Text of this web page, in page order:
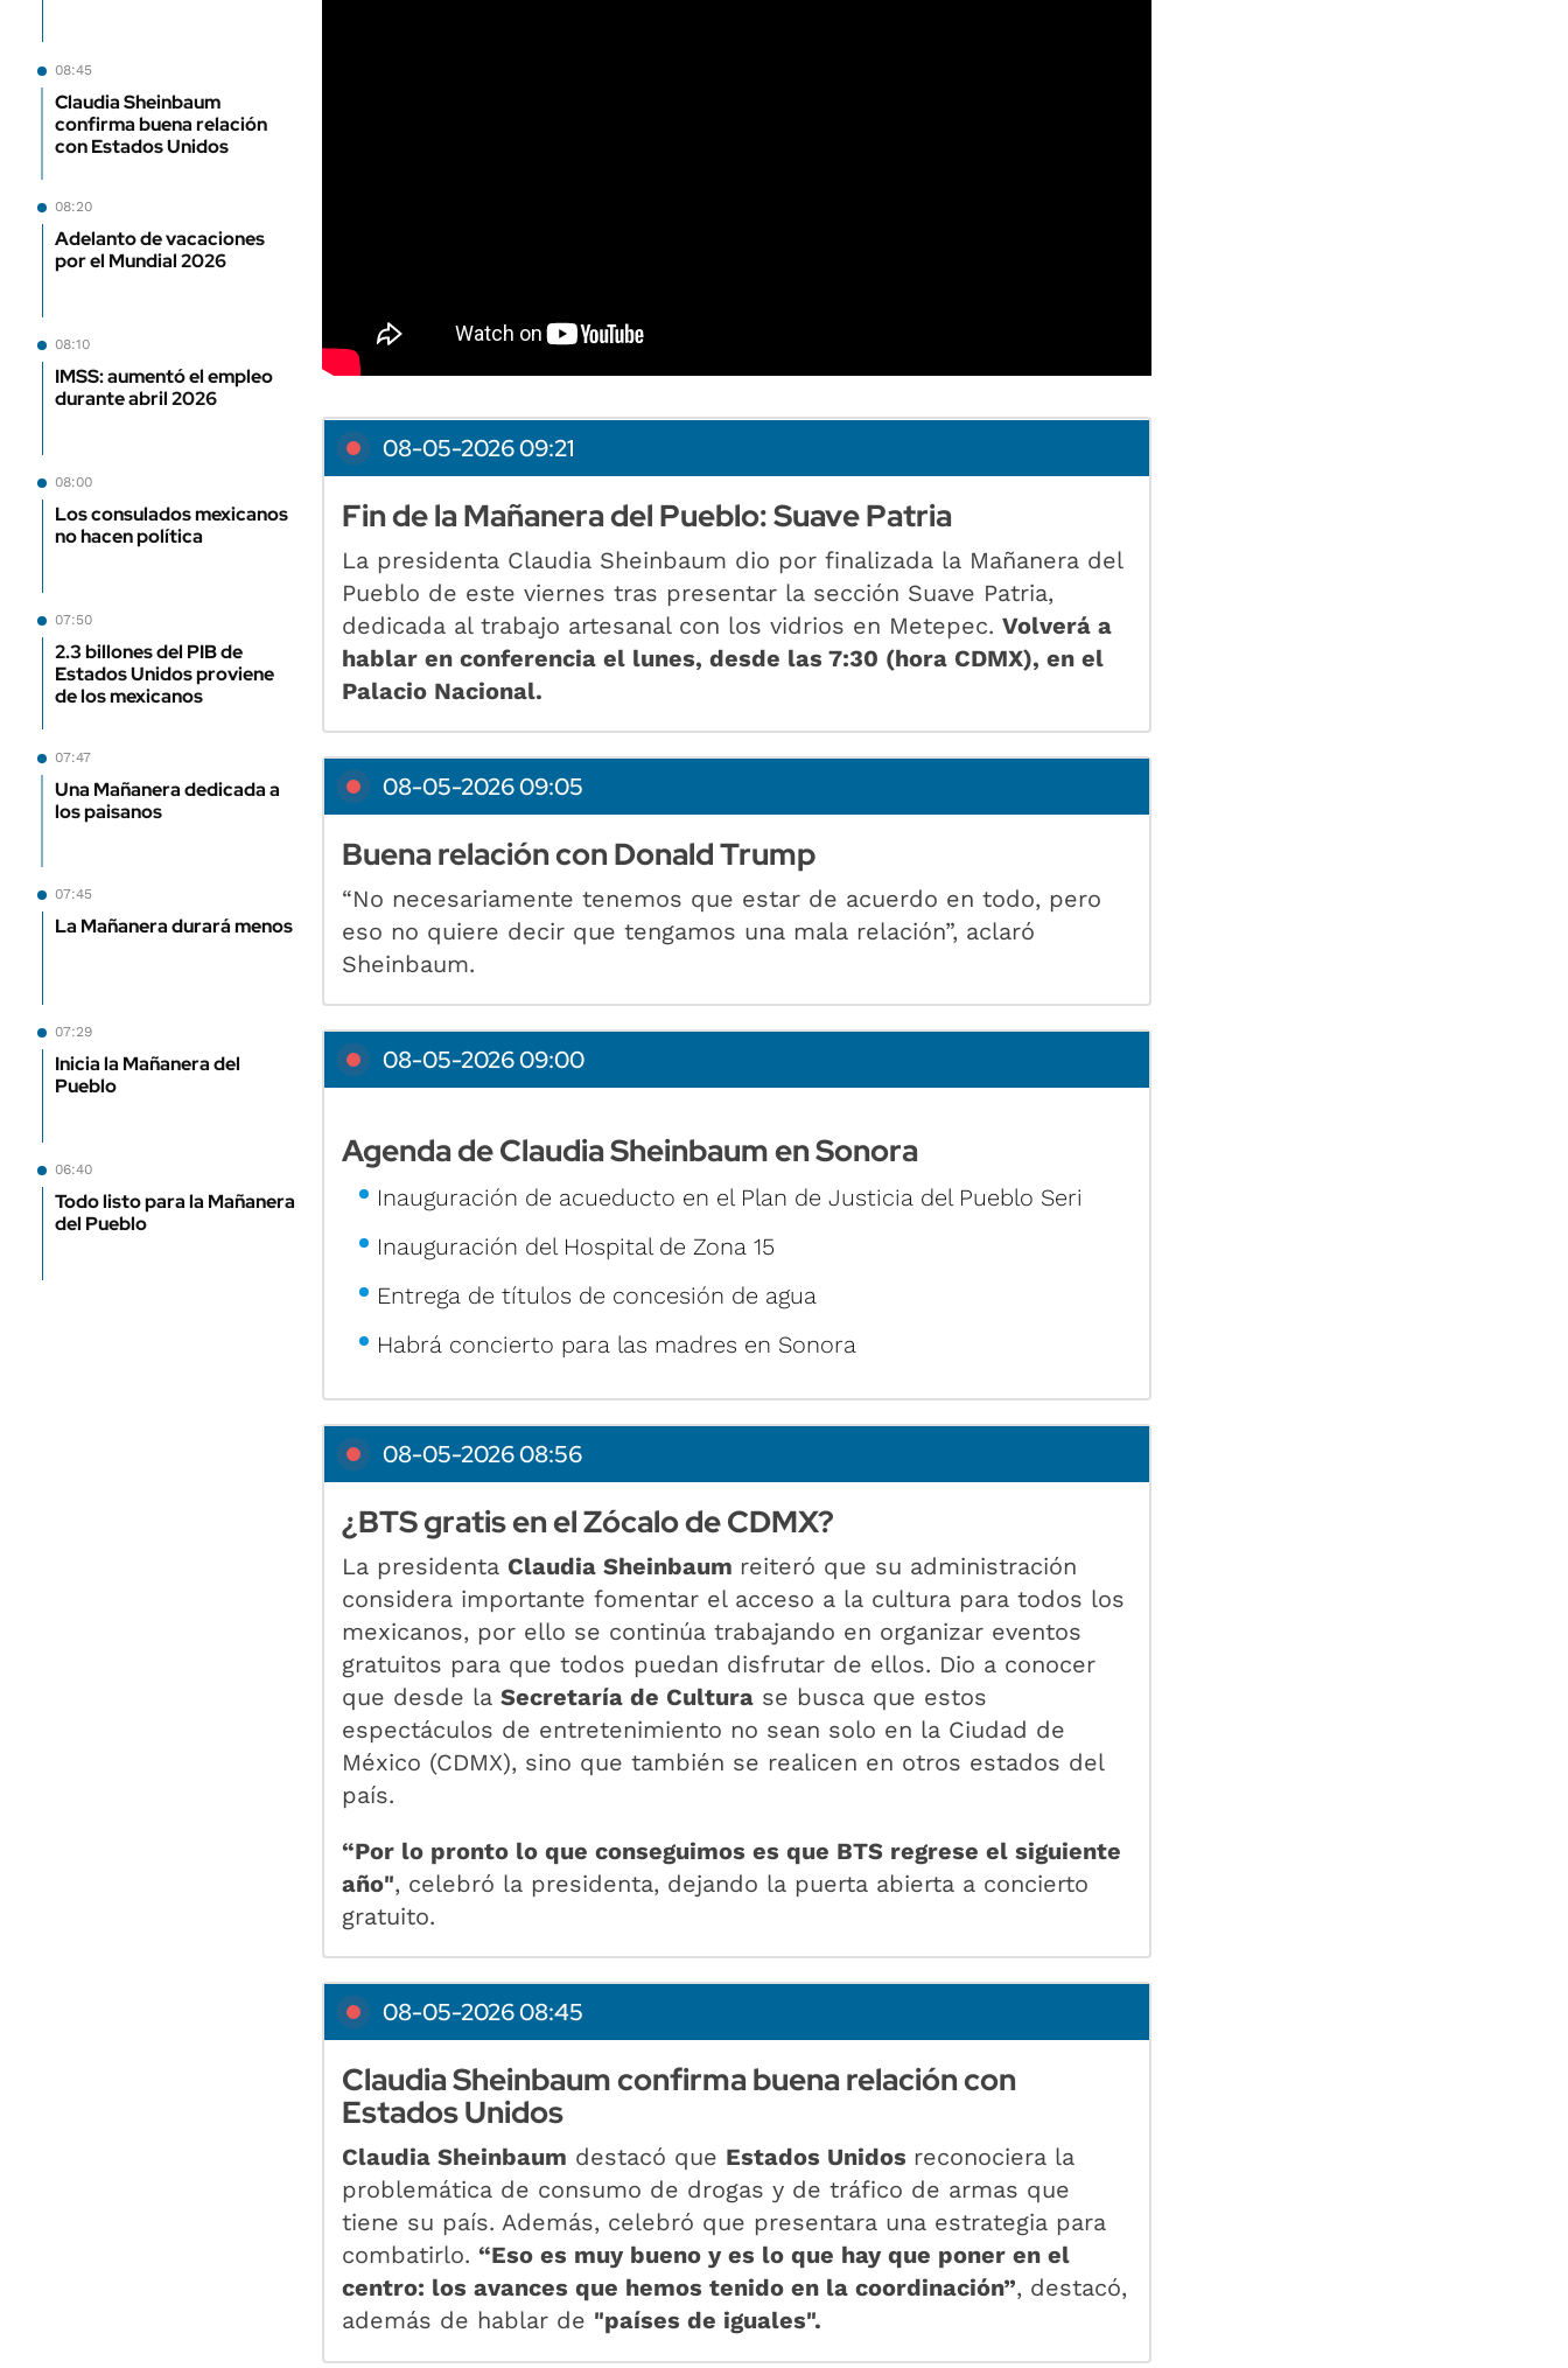
08:45
Claudia Sheinbaum
confirma buena relación
con Estados Unidos
08:20
Adelanto de vacaciones
por el Mundial 2026
08:10
IMSS: aumentó el empleo
durante abril 2026
08:00
Los consulados mexicanos
no hacen política
07:50
2.3 billones del PIB de
Estados Unidos proviene
de los mexicanos
07:47
Una Mañanera dedicada a
los paisanos
07:45
La Mañanera durará menos
07:29
Inicia la Mañanera del
Pueblo
06:40
Todo listo para la Mañanera
del Pueblo
08-05-2026 09:21
Fin de la Mañanera del Pueblo: Suave Patria
La presidenta Claudia Sheinbaum dio por finalizada la Mañanera del
Pueblo de este viernes tras presentar la sección Suave Patria,
dedicada al trabajo artesanal con los vidrios en Metepec. Volverá a
hablar en conferencia el lunes, desde las 7:30 (hora CDMX), en el
Palacio Nacional.
08-05-2026 09:05
Buena relación con Donald Trump
“No necesariamente tenemos que estar de acuerdo en todo, pero
eso no quiere decir que tengamos una mala relación”, aclaró
Sheinbaum.
08-05-2026 09:00
Agenda de Claudia Sheinbaum en Sonora
Inauguración de acueducto en el Plan de Justicia del Pueblo Seri
Inauguración del Hospital de Zona 15
Entrega de títulos de concesión de agua
Habrá concierto para las madres en Sonora
08-05-2026 08:56
¿BTS gratis en el Zócalo de CDMX?
La presidenta Claudia Sheinbaum reiteró que su administración
considera importante fomentar el acceso a la cultura para todos los
mexicanos, por ello se continúa trabajando en organizar eventos
gratuitos para que todos puedan disfrutar de ellos. Dio a conocer
que desde la Secretaría de Culturase busca que estos
espectáculos de entretenimiento no sean solo en la Ciudad de
México (CDMX), sino que también se realicen en otros estados del
país.
“Por lo pronto lo que conseguimos es que BTS regrese el siguiente
año", celebró la presidenta, dejando la puerta abierta a concierto
gratuito.
08-05-2026 08:45
Claudia Sheinbaum confirma buena relación con
Estados Unidos
Claudia Sheinbaum destacó que Estados Unidos reconociera la
problemática de consumo de drogas y de tráfico de armas que
tiene su país. Además, celebró que presentara una estrategia para
combatirlo. “Eso es muy bueno y es lo que hay que poner en el
centro: los avances que hemos tenido en la coordinación”, destacó,
además de hablar de "países de iguales".